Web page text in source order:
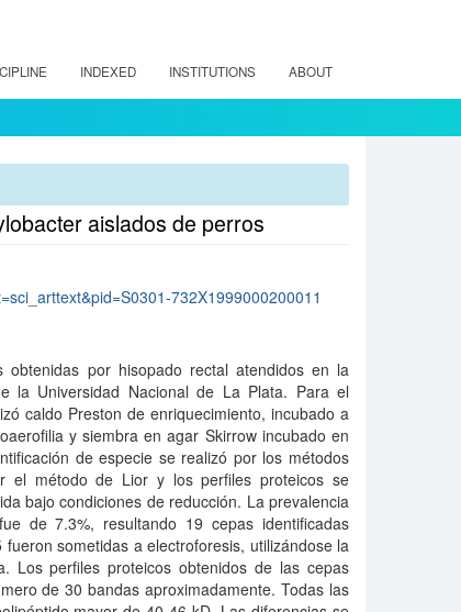
INDEXED INSTITUTIONS ABOUT
aislados de perros
732X1999000200011
obtenidas por hisopado rectal atendidos en la
la Universidad Nacional de La Plata. Para el
caldo Preston de enriquecimiento, incubado a
y siembra en agar Skirrow incubado en
de especie se realizó por los métodos
el método de Lior y los perfiles proteicos se
bajo condiciones de reducción. La prevalencia
de 7.3%, resultando 19 cepas identificadas
sometidas a electroforesis, utilizándose la
Los perfiles proteicos obtenidos de las cepas
de 30 bandas aproximadamente. Todas las